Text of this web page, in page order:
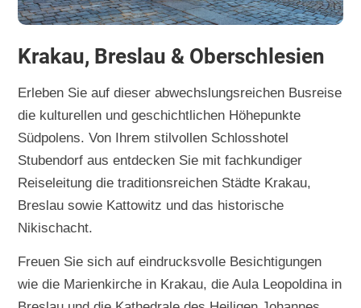
Krakau, Breslau & Oberschlesien
Erleben Sie auf dieser abwechslungsreichen Busreise
die kulturellen und geschichtlichen Höhepunkte
Südpolens. Von Ihrem stilvollen Schlosshotel
Stubendorf aus entdecken Sie mit fachkundiger
Reiseleitung die traditionsreichen Städte Krakau,
Breslau sowie Kattowitz und das historische
Nikischacht.
Freuen Sie sich auf eindrucksvolle Besichtigungen
wie die Marienkirche in Krakau, die Aula Leopoldina in